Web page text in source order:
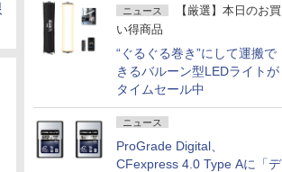
ニュース
【厳選】本日のお買
い得商品
“ぐるぐる巻き”にして運搬で
きるバルーン型LEDライトが
タイムセール中
ニュース
ProGrade Digital、
CFexpress 4.0 Type Aに「デ